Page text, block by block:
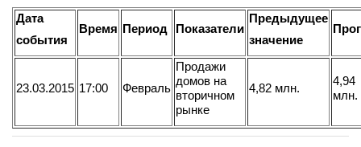
Дата
события
Время Период Показатели
Предыдущее
значение
23.03.2015 17:00 Февраль
Продажи
домов на
вторичном
рынке
4,82 млн.
4,94
млн.